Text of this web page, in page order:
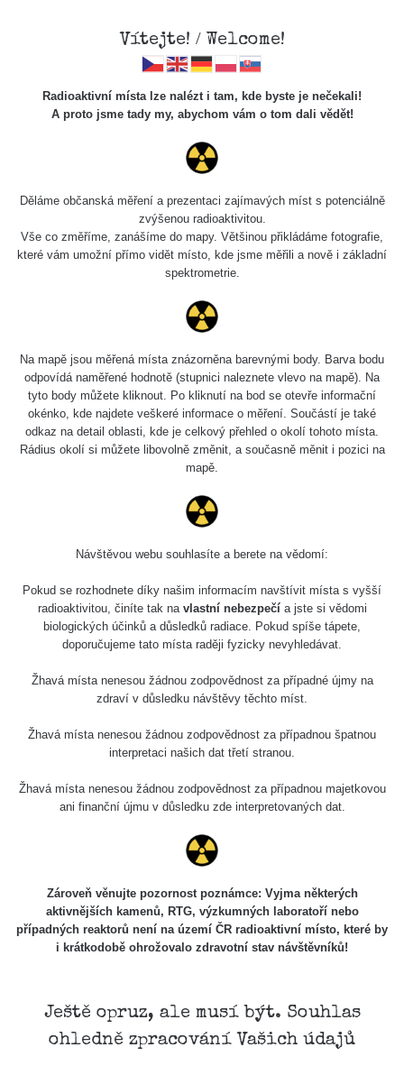
Veškerou správu dat přesouváme na
správa dat na této adrese nemusí být již plně funkční.
Děkujeme za pochopení.
Místa měřená od: ebenoskabanos
Kolečko po Doubravce
Vítejte! / Welcome!
Radioaktivní místa lze nalézt i tam, kde byste je nečekali!
A proto jsme tady my, abychom vám o tom dali vědět!
Děláme občanská měření a prezentaci zajímavých míst s potenciálně
zvýšenou radioaktivitou.
Vše co změříme, zanášíme do mapy. Většinou přikládáme fotografie,
které vám umožní přímo vidět místo, kde jsme měřili a nově i základní
spektrometrie.
Na mapě jsou měřená místa znázorněna barevnými body. Barva bodu
odpovídá naměřené hodnotě (stupnici naleznete vlevo na mapě). Na
tyto body můžete kliknout. Po kliknutí na bod se otevře informační
okénko, kde najdete veškeré informace o měření. Součástí je také
odkaz na detail oblasti, kde je celkový přehled o okolí tohoto místa.
Rádius okolí si můžete libovolně změnit, a současně měnit i pozici na
mapě.
Návštěvou webu souhlasíte a berete na vědomí:
Pokud se rozhodnete díky našim informacím navštívit místa s vyšší
radioaktivitou, činíte tak na vlastní nebezpečía jste si vědomi
biologických účinků a důsledků radiace. Pokud spíše tápete,
doporučujeme tato místa raději fyzicky nevyhledávat.
Žhavá místa nenesou žádnou zodpovědnost za případné újmy na
zdraví v důsledku návštěvy těchto míst.
Žhavá místa nenesou žádnou zodpovědnost za případnou špatnou
interpretaci našich dat třetí stranou.
Žhavá místa nenesou žádnou zodpovědnost za případnou majetkovou
ani finanční újmu v důsledku zde interpretovaných dat.
Zároveň věnujte pozornost poznámce: Vyjma některých
aktivnějších kamenů, RTG, výzkumných laboratoří nebo
případných reaktorů není na území ČR radioaktivní místo, které by
i krátkodobě ohrožovalo zdravotní stav návštěvníků!
Ještě opruz, ale musí být. Souhlas
ohledně zpracování Vašich údajů